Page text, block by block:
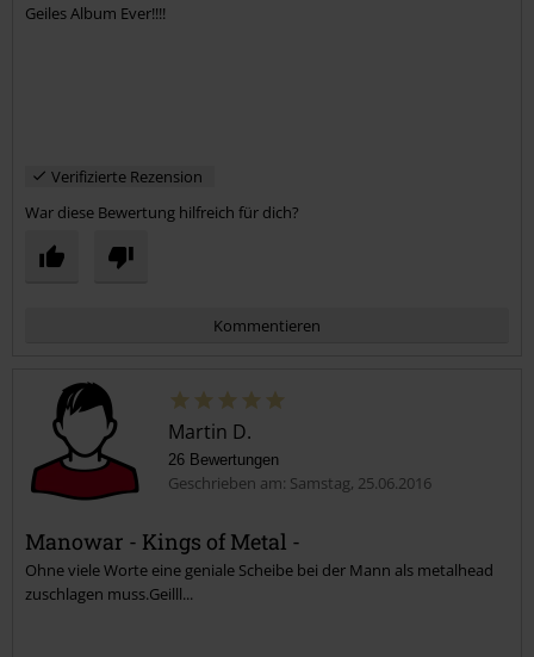
Geiles Album Ever!!!!
Verifizierte Rezension
War diese Bewertung hilfreich für dich?
Kommentieren
Kommentar jetzt abschicken!
Martin D.
26 Bewertungen
Geschrieben am: Samstag, 25.06.2016
Manowar - Kings of Metal -
Ohne viele Worte eine geniale Scheibe bei der Mann als metalhead
zuschlagen muss.Geilll...